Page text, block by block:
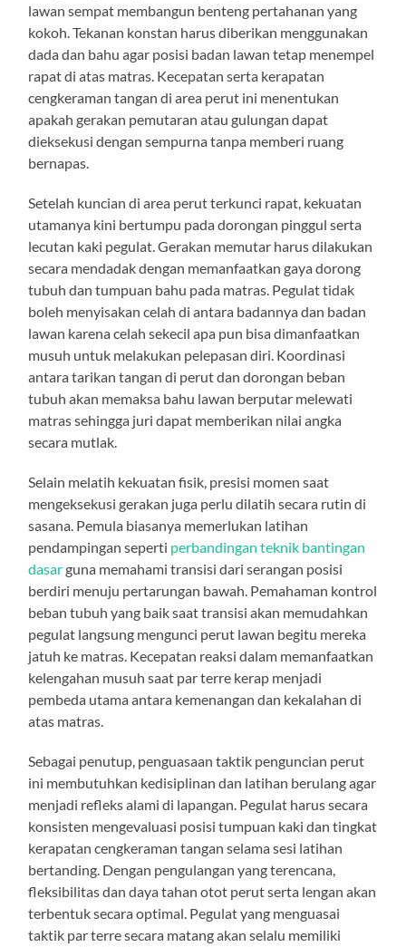
lawan sempat membangun benteng pertahanan yang
kokoh. Tekanan konstan harus diberikan menggunakan
dada dan bahu agar posisi badan lawan tetap menempel
rapat di atas matras. Kecepatan serta kerapatan
cengkeraman tangan di area perut ini menentukan
apakah gerakan pemutaran atau gulungan dapat
dieksekusi dengan sempurna tanpa memberi ruang
bernapas.
Setelah kuncian di area perut terkunci rapat, kekuatan
utamanya kini bertumpu pada dorongan pinggul serta
lecutan kaki pegulat. Gerakan memutar harus dilakukan
secara mendadak dengan memanfaatkan gaya dorong
tubuh dan tumpuan bahu pada matras. Pegulat tidak
boleh menyisakan celah di antara badannya dan badan
lawan karena celah sekecil apa pun bisa dimanfaatkan
musuh untuk melakukan pelepasan diri. Koordinasi
antara tarikan tangan di perut dan dorongan beban
tubuh akan memaksa bahu lawan berputar melewati
matras sehingga juri dapat memberikan nilai angka
secara mutlak.
Selain melatih kekuatan fisik, presisi momen saat
mengeksekusi gerakan juga perlu dilatih secara rutin di
sasana. Pemula biasanya memerlukan latihan
pendampingan seperti perbandingan teknik bantingan
dasarguna memahami transisi dari serangan posisi
berdiri menuju pertarungan bawah. Pemahaman kontrol
beban tubuh yang baik saat transisi akan memudahkan
pegulat langsung mengunci perut lawan begitu mereka
jatuh ke matras. Kecepatan reaksi dalam memanfaatkan
kelengahan musuh saat par terre kerap menjadi
pembeda utama antara kemenangan dan kekalahan di
atas matras.
Sebagai penutup, penguasaan taktik penguncian perut
ini membutuhkan kedisiplinan dan latihan berulang agar
menjadi refleks alami di lapangan. Pegulat harus secara
konsisten mengevaluasi posisi tumpuan kaki dan tingkat
kerapatan cengkeraman tangan selama sesi latihan
bertanding. Dengan pengulangan yang terencana,
fleksibilitas dan daya tahan otot perut serta lengan akan
terbentuk secara optimal. Pegulat yang menguasai
taktik par terre secara matang akan selalu memiliki